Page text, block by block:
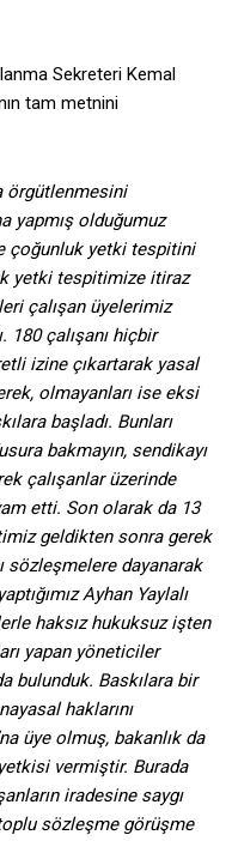
Sekreteri Kemal
tam metnini
örgütlenmesini
yapmış olduğumuz
çoğunluk yetki tespitini
yetki tespitimize itiraz
çalışan üyelerimiz
180 çalışanı hiçbir
izine çıkartarak yasal
olmayanları ise eksi
başladı. Bunları
bakmayın, sendikayı
çalışanlar üzerinde
etti. Son olarak da 13
geldikten sonra gerek
sözleşmelere dayanarak
Ayhan Yaylalı
haksız hukuksuz işten
yapan yöneticiler
bulunduk. Baskılara bir
haklarını
üye olmuş, bakanlık da
vermiştir. Burada
iradesine saygı
sözleşme görüşme